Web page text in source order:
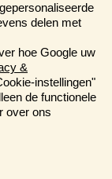
delen met
hoe Google uw
&
instellingen"
de functionele
over ons
behoren